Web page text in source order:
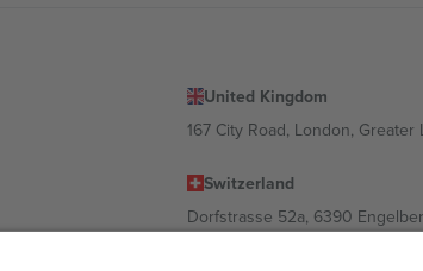
United Kingdom
167 City Road, London, Greater
Switzerland
Dorfstrasse 52a, 6390